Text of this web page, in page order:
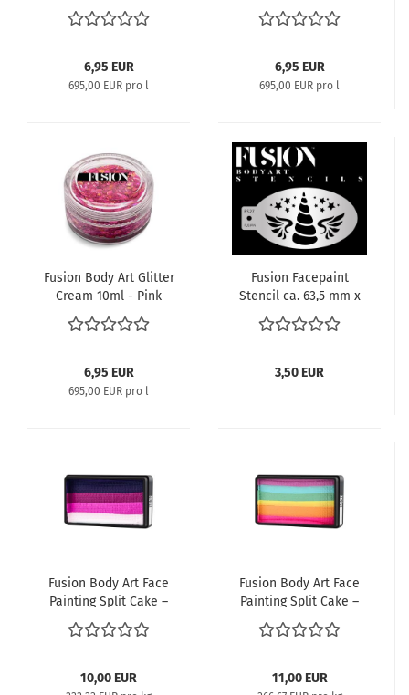
Butterflies
6,95 EUR
695,00 EUR pro l
Speck
6,95 EUR
695,00 EUR pro l
Fusion Body Art Glitter
Cream 10ml - Pink
Roses
6,95 EUR
695,00 EUR pro l
Fusion Facepaint
Stencil ca. 63,5 mm x
125 mm / Magical
Unicorn Horn
3,50 EUR
Fusion Body Art Face
Painting Split Cake –
Rich Orchid | 30g
10,00 EUR
Fusion Body Art Face
Painting Split Cake –
LODIE UP Pastel
Rainbow | 30g
11,00 EUR